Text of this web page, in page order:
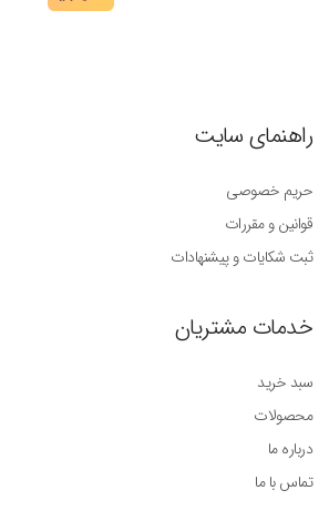
راهنمای سایت
حریم خصوصی
قوانین و مقررات
ثبت شکایات و پیشنهادات
خدمات مشتریان
سبد خرید
محصولات
درباره ما
تماس با ما